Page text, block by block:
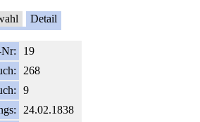
Detail
19
268
9
24.02.1838